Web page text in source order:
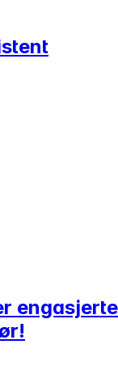
engasjerte